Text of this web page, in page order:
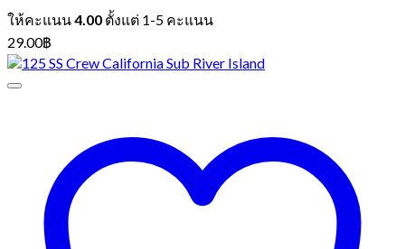
ให้คะแนน4.00 ตั้งแต่ 1-5 คะแนน
29.00฿